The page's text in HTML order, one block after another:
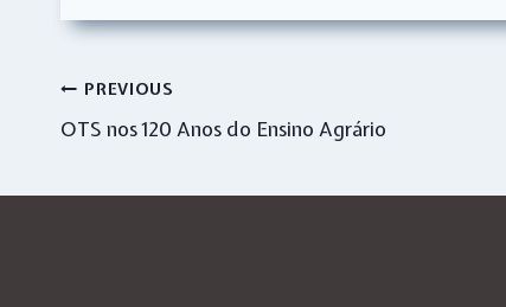
Navegação
de
artigos
PREVIOUS
OTS nos 120 Anos do Ensino Agrário